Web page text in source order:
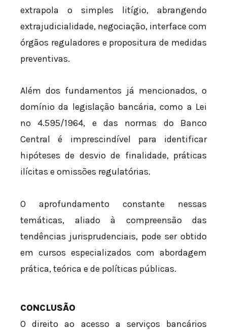
extrapola o simples litígio, abrangendo
extrajudicialidade, negociação, interface com
órgãos reguladores e propositura de medidas
preventivas.
Além dos fundamentos já mencionados, o
domínio da legislação bancária, como a Lei
nº 4.595/1964, e das normas do Banco
Central é imprescindível para identificar
hipóteses de desvio de finalidade, práticas
ilícitas e omissões regulatórias.
O aprofundamento constante nessas
temáticas, aliado à compreensão das
tendências jurisprudenciais, pode ser obtido
em cursos especializados com abordagem
prática, teórica e de políticas públicas.
CONCLUSÃO
O direito ao acesso a serviços bancários